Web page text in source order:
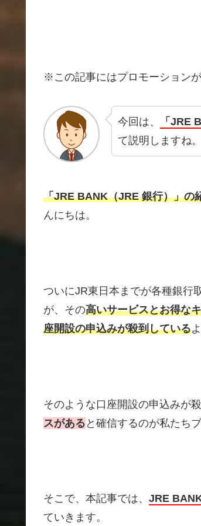
※この記事にはプロモーションが
今回は、 「JRE
て説明しますね。
「JRE BANK（JRE 銀行）」の
んにちは。
ついにJR東日本までが各種銀行
が、その高いサービスとお得な
座開設の申込みが殺到している
そのような口座開設の申込みが
スがある と確信するのが私たち
そこで、本記事では、 JRE
ていきます。